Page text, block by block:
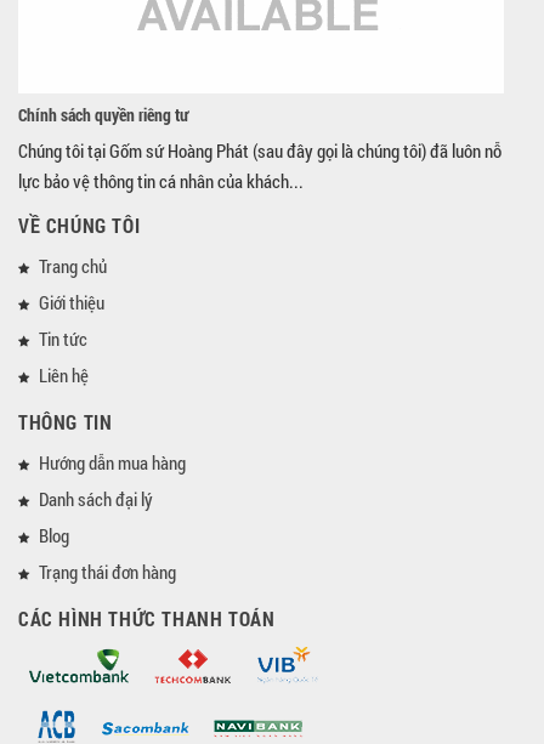
Chính sách quyền riêng tư
Chúng tôi tại Gốm sứ Hoàng Phát (sau đây gọi là chúng tôi) đã luôn nỗ
lực bảo vệ thông tin cá nhân của khách...
VỀ CHÚNG TÔI
Trang chủ
Giới thiệu
Tin tức
Liên hệ
THÔNG TIN
Hướng dẫn mua hàng
Danh sách đại lý
Blog
Trạng thái đơn hàng
CÁC HÌNH THỨC THANH TOÁN